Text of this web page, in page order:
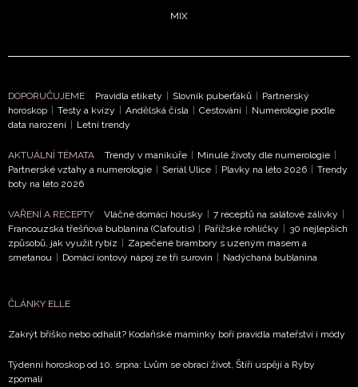
NEWSLETTER
ODESLAT
podmínkami společnosti BurdaMedia Extra s.r.o.
potvrzujete, že jste se seznámili se
Zásadami
Vašimi údaji pracovat zejména k organizaci a
MIX
DOPORUČUJEME Pravidla etikety Slovník puberťáků
Partnerský
horoskop
Testy a kvízy Andělská čísla Cestování
Numerologie podle
data narození
Letní trendy
AKTUÁLNÍ TÉMATA Trendy v manikúře Minulé životy dle numerologie
Partnerské vztahy a numerologie
Seriál Ulice Plavky na léto 2026
Trendy
boty na léto 2026
VAŘENÍ A RECEPTY Vláčné domácí housky 7 receptů na salátové zálivky
Francouzská třešňová bublanina (Clafoutis)
Pařížské rohlíčky
30 nejlepších
způsobů, jak využít rybíz
Zapečené brambory s uzeným masem a
smetanou
Domácí iontový nápoj ze tří surovin Nadýchaná bublanina
ČLÁNKY ELLE
Zakrýt bříško nebo odhalit? Kodaňské maminky boří pravidla mateřství i módy
Týdenní horoskop od 10. srpna: Lvům se obrací život, Štíři uspějí a Ryby
zpomalí